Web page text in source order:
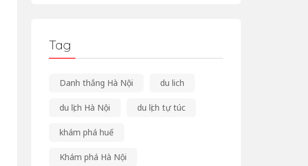
Tag
Danh thắng Hà Nội du lich
du lịch Hà Nội du lịch tự túc
khám phá huế
Khám phá Hà Nội